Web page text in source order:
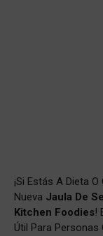
¡Si Estás A Dieta
Nueva Jaula De
Kitchen Foodies!
Útil Para